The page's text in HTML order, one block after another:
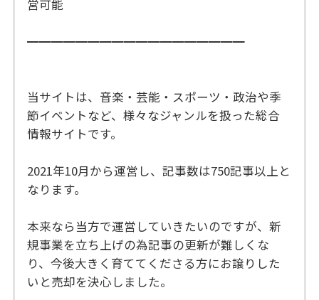
営可能
━━━━━━━━━━━━━━━━━━
当サイトは、音楽・芸能・スポーツ・政治や季
節イベントなど、様々なジャンルを扱った総合
情報サイトです。
2021年10月から運営し、記事数は750記事以上と
なります。
本来なら当方で運営していきたいのですが、新
規事業を立ち上げの為記事の更新が難しくな
り、今後大きく育ててくださる方にお譲りした
いと売却を決心しました。